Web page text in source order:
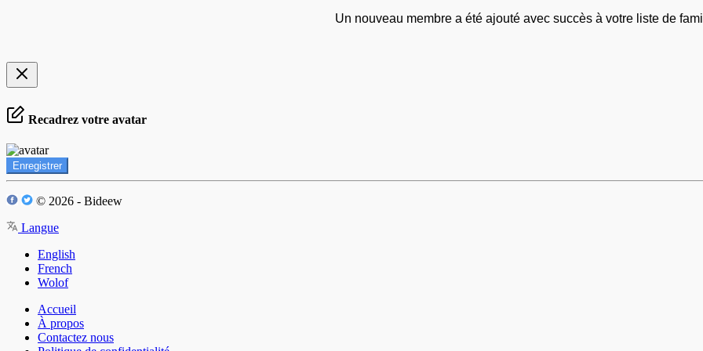
Un nouveau membre a été ajouté avec succès à votre liste de
Recadrez votre avatar
Enregistrer
© 2026 - Bideew
Langue
English
French
Wolof
Accueil
À propos
Contactez nous